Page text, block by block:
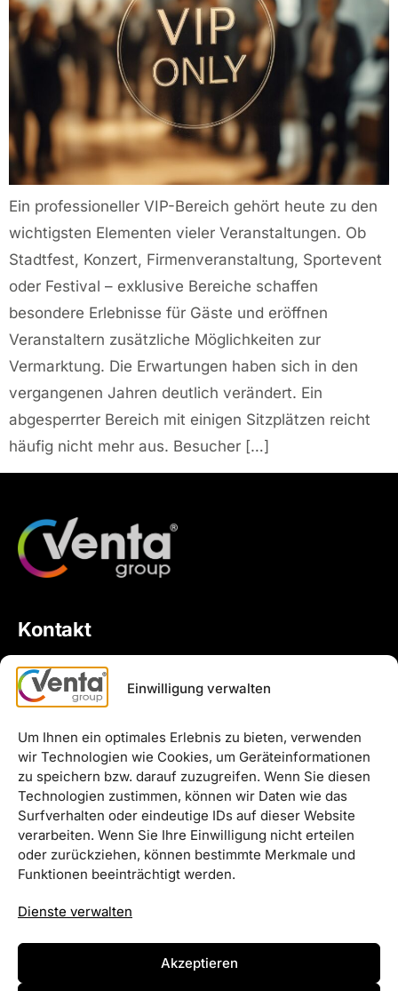
Einwilligung verwalten
Um Ihnen ein optimales Erlebnis zu bieten, verwenden
wir Technologien wie Cookies, um Geräteinformationen
zu speichern bzw. darauf zuzugreifen. Wenn Sie diesen
Technologien zustimmen, können wir Daten wie das
Surfverhalten oder eindeutige IDs auf dieser Website
verarbeiten. Wenn Sie Ihre Einwilligung nicht erteilen
oder zurückziehen, können bestimmte Merkmale und
Funktionen beeinträchtigt werden.
Dienste verwalten
Akzeptieren
Ein professioneller VIP-Bereich gehört heute zu den
wichtigsten Elementen vieler Veranstaltungen. Ob
Stadtfest, Konzert, Firmenveranstaltung, Sportevent
oder Festival – exklusive Bereiche schaffen
besondere Erlebnisse für Gäste und eröffnen
Veranstaltern zusätzliche Möglichkeiten zur
Vermarktung. Die Erwartungen haben sich in den
vergangenen Jahren deutlich verändert. Ein
abgesperrter Bereich mit einigen Sitzplätzen reicht
häufig nicht mehr aus. Besucher […]
Kontakt
venta group – Eine Marke der Meyers Holding
GmbH
40764 Langenfeld
Telefon: 02173 26461-00
E-Mail: info@venta-group.de
Unternehmen der venta group
coventa
flexivent
grammoventa